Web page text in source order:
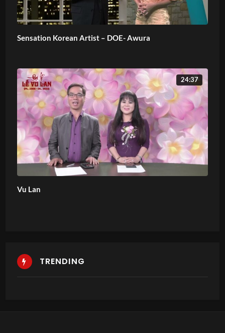
Sensation Korean Artist – DOE- Awura
24:37
Vu Lan
TRENDING